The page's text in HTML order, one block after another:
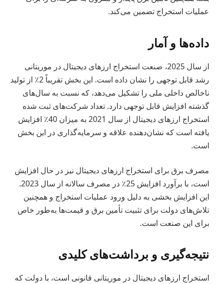
عملیات استخراج تضمین می‌کند.
داده‌ها و آمار
از سال 2025، صنعت استخراج ارزهای دیجیتال در موریتانی
رشد قابل توجهی را نشان داده است. این بخش تقریباً 2٪ از تولید
ناخالص داخلی ملی را تشکیل می‌دهد، که نسبت به سال‌های
گذشته افزایش قابل توجهی دارد. تعداد شرکت‌های ثبت شده
استخراج ارزهای دیجیتال از سال 2021 به میزان 40٪ افزایش
یافته است که نشان‌دهنده علاقه و سرمایه‌گذاری در این بخش
است.
مصرف برق برای استخراج ارزهای دیجیتال نیز در حال افزایش
است، با برآورد افزایش 25٪ در مصرف سالانه از سال 2023.
این افزایش بخشی به دلیل ورود عملیات استخراج و همچنین
تلاش‌های دولت برای تثبیت تأمین برق و قیمت‌ها به‌طور خاص
برای این صنعت است.
نتیجه‌گیری و برداشت‌های کلیدی
استخراج ارزهای دیجیتال در موریتانی قانونی است، با دولت که